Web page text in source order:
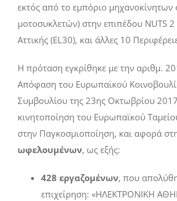
εκτός από το εμπόριο μηχανοκίνητων
μοτοσυκλετών) στην επιπέδου NUTS 2
Αττικής (EL30), και άλλες 10
Η πρόταση εγκρίθηκε με την αριθμ.
Απόφαση του Ευρωπαϊκού
Συμβουλίου της 23ης Οκτωβρίου
κινητοποίηση του Ευρωπαϊκού
στην Παγκοσμιοποίηση, και αφορά
ωφελουμένων, ως εξής:
428 εργαζομένων, που
επιχείρηση: «ΗΛΕΚΤΡΟΝΙΚΗ